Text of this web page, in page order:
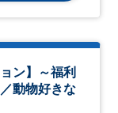
ン】～福利
動物好きな